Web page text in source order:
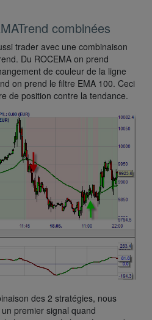
combinées
trader avec une combinaison
Du ROCEMA on prend
de couleur de la ligne
on prend le filtre EMA 100. Ceci
de position contre la tendance.
des 2 stratégies, nous
premier signal quand